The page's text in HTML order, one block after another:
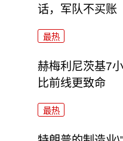
话，军队不买账
最热
赫梅利尼茨基7
比前线更致命
最热